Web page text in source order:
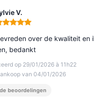
V.
5 van 5
op 29/01/2026 à 11h22
van 04/01/2026
over de kwaliteit en
bedankt
beoordelingen